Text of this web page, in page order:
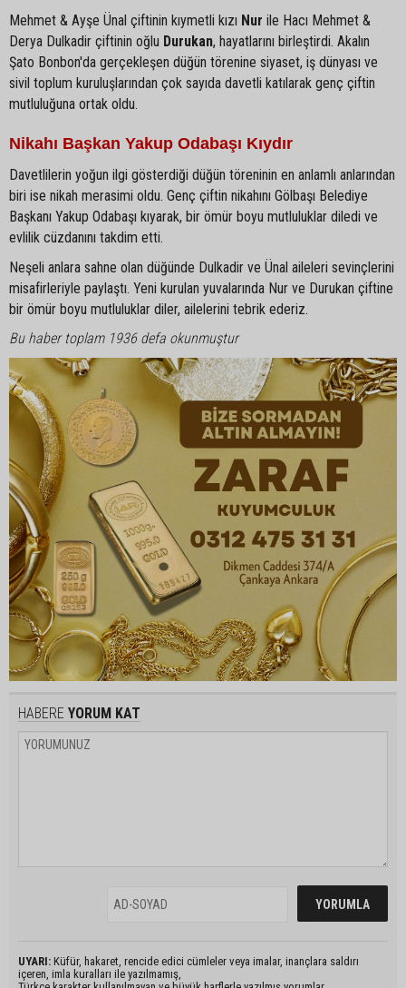
Mehmet & Ayşe Ünal çiftinin kıymetli kızı Nur ile Hacı Mehmet &
Derya Dulkadir çiftinin oğlu Durukan, hayatlarını birleştirdi. Akalın
Şato Bonbon'da gerçekleşen düğün törenine siyaset, iş dünyası ve
sivil toplum kuruluşlarından çok sayıda davetli katılarak genç çiftin
mutluluğuna ortak oldu.
Nikahı Başkan Yakup Odabaşı Kıydır
Davetlilerin yoğun ilgi gösterdiği düğün töreninin en anlamlı anlarından
biri ise nikah merasimi oldu. Genç çiftin nikahını Gölbaşı Belediye
Başkanı Yakup Odabaşı kıyarak, bir ömür boyu mutluluklar diledi ve
evlilik cüzdanını takdim etti.
Neşeli anlara sahne olan düğünde Dulkadir ve Ünal aileleri sevinçlerini
misafirleriyle paylaştı. Yeni kurulan yuvalarında Nur ve Durukan çiftine
bir ömür boyu mutluluklar diler, ailelerini tebrik ederiz.
Bu haber toplam 1936 defa okunmuştur
HABERE YORUM KAT
UYARI: Küfür, hakaret, rencide edici cümleler veya imalar, inançlara saldırı
içeren, imla kuralları ile yazılmamış,